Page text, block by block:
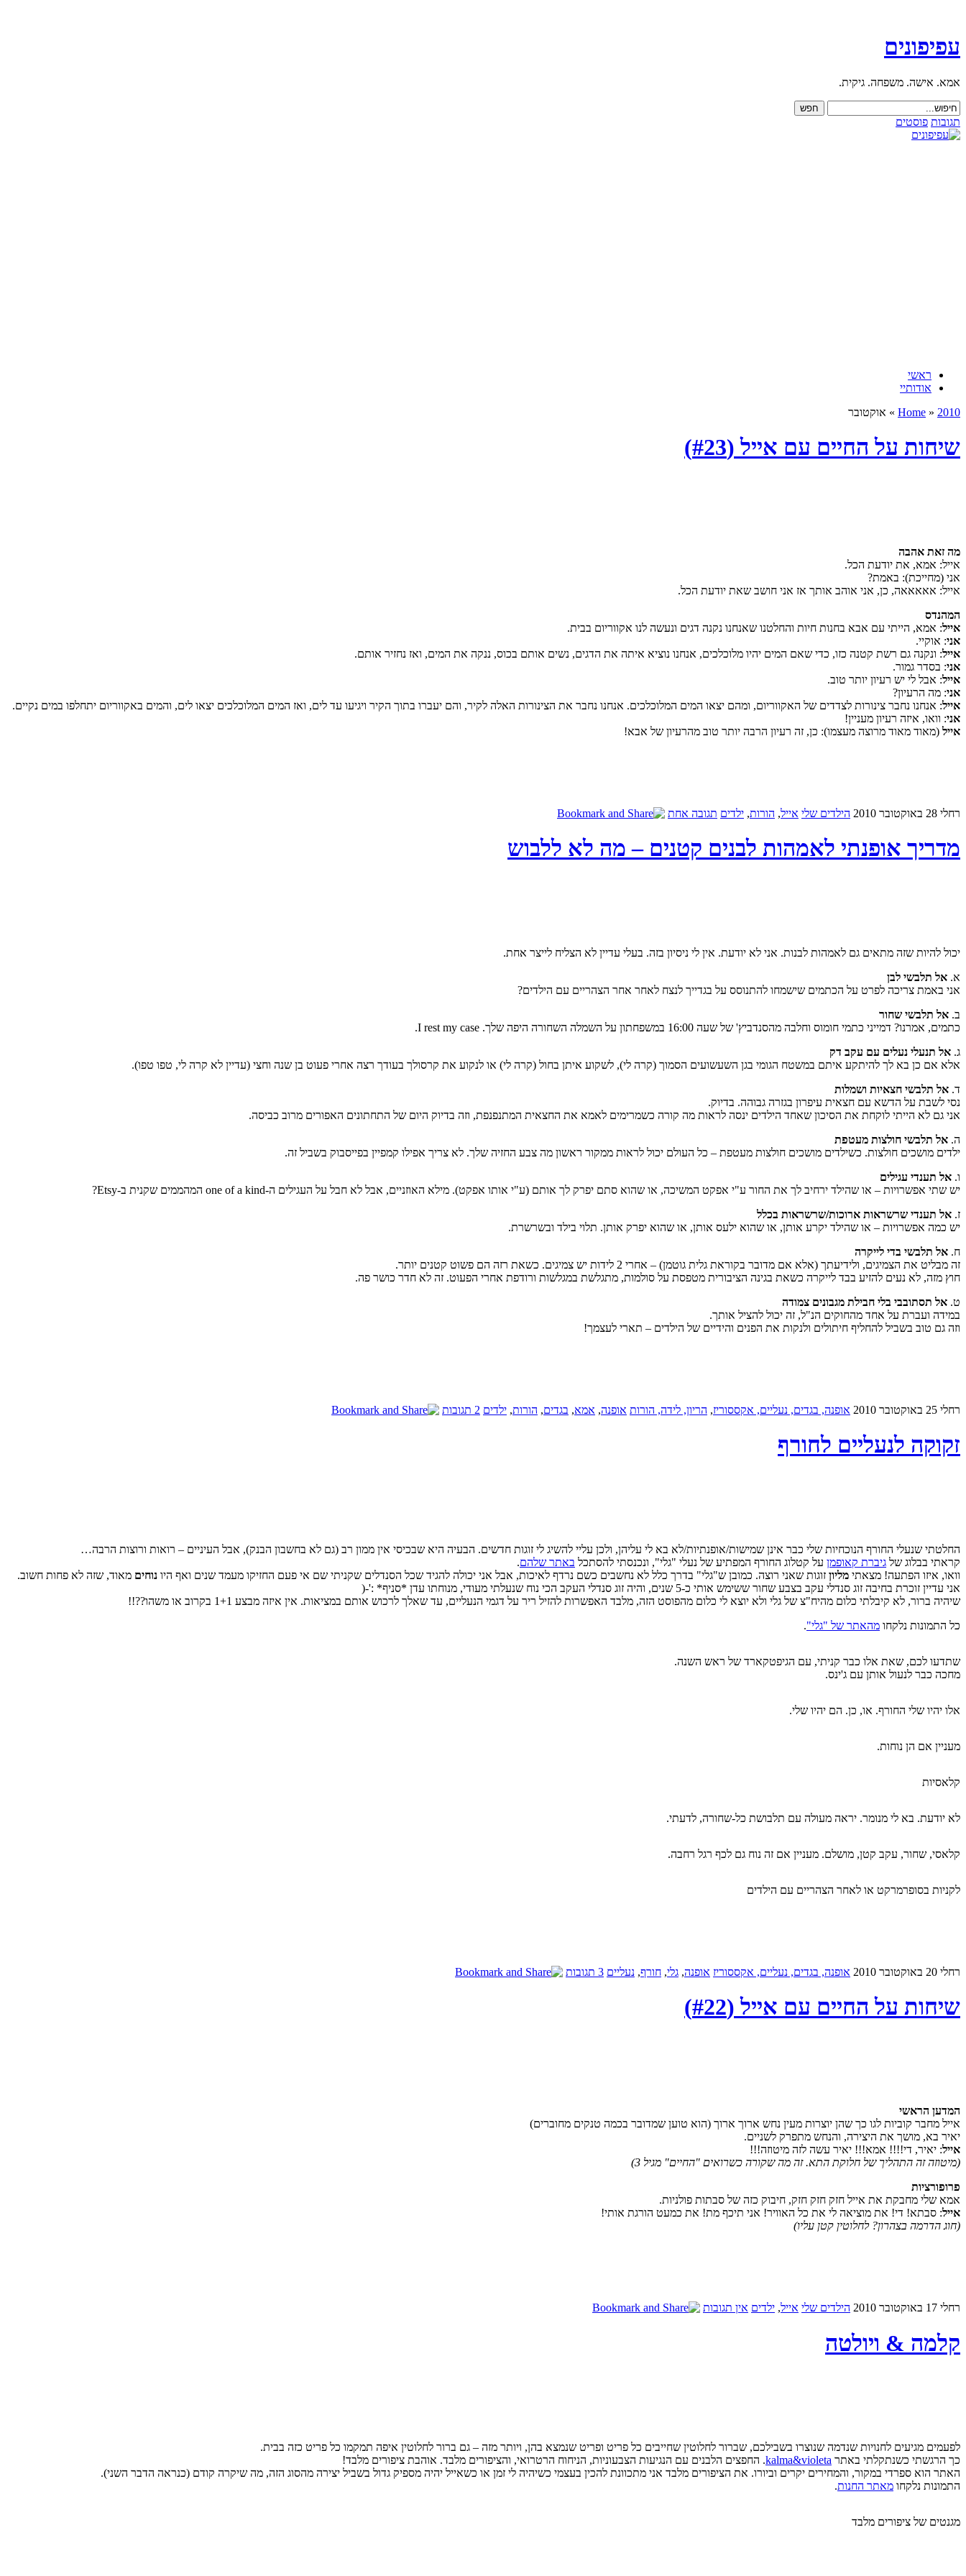
עפיפונים
אמא. אישה. משפחה. גיקית.
תגובות פוסטים
ראשי
אודותיי
Home » 2010 » אוקטובר
שיחות על החיים עם אייל (#23)
מה זאת אהבה
אייל: אמא, את יודעת הכל.
אני (מחייכת): באמת?
אייל: אאאאאה, כן, אני אוהב אותך אז אני חושב שאת יודעת הכל.
המהנדס
אייל: אמא, הייתי עם אבא בחנות חיות והחלטנו שאנחנו נקנה דגים ונעשה לנו אקווריום בבית.
אני: אוקיי.
אייל: ונקנה גם רשת קטנה כזו, כדי שאם המים יהיו מלוכלכים, אנחנו נוציא איתה את הדגים, נשים אותם בכוס, ננקה את המים, ואז נחזיר אותם.
אני: בסדר גמור.
אייל: אבל לי יש רעיון יותר טוב.
אני: מה הרעיון?
אייל: אנחנו נחבר צינורות לצדדים של האקווריום, ומהם יצאו המים המלוכלכים. אנחנו נחבר את הצינורות האלה לקיר, והם יעברו בתוך הקיר ויגיעו עד לים, ואז המים המלוכלכים יצאו לים, והמים באקווריום יתחלפו במים נקיים.
אני: וואו, איזה רעיון מעניין!
אייל (מאוד מאוד מרוצה מעצמו): כן, זה רעיון הרבה יותר טוב מהרעיון של אבא!
רחלי 28 באוקטובר 2010 הילדים שלי אייל, הורות, ילדים תגובה אחת
מדריך אופנתי לאמהות לבנים קטנים – מה לא ללבוש
יכול להיות שזה מתאים גם לאמהות לבנות. אני לא יודעת. אין לי ניסיון בזה. בעלי עדיין לא הצליח לייצר אחת.
א. אל תלבשי לבן
אני באמת צריכה לפרט על הכתמים שישמחו להתנוסס על בגדייך לנצח לאחר אחר הצהריים עם הילדים?
ב. אל תלבשי שחור
כתמים, אמרנו? דמייני כתמי חומוס וחלבה מהסנדביץ' של שעה 16:00 במשפחתון על השמלה השחורה היפה שלך. I rest my case.
ג. אל תנעלי נעלים עם עקב דק
אלא אם כן בא לך להיתקע איתם במשטח הגומי בגן השעשועים הסמוך (קרה לי), לשקוע איתן בחול (קרה לי) או לנקוע את קרסולך בעודך רצה אחרי פעוט בן שנה וחצי (עדיין לא קרה לי, טפו טפו).
ד. אל תלבשי חצאיות ושמלות
נסי לשבת על הדשא עם חצאית עיפרון בגזרה גבוהה. בדיוק.
אני גם לא הייתי לוקחת את הסיכון שאחד הילדים ינסה לראות מה קורה כשמרימים לאמא את החצאית המתנפנפת, וזה בדיוק היום של התחתונים האפורים מרוב כביסה.
ה. אל תלבשי חולצות מעטפת
ילדים מושכים חולצות. כשילדים מושכים חולצות מעטפת – כל העולם יכול לראות ממקור ראשון מה צבע החזיה שלך. לא צריך אפילו קמפיין בפייסבוק בשביל זה.
ו. אל תענדי עגילים
יש שתי אפשרויות – או שהילד ירחיב לך את החור ע"י אפקט המשיכה, או שהוא סתם יפרק לך אותם (ע"י אותו אפקט). מילא האוזניים, אבל לא חבל על העגילים ה-one of a kind המהממים שקנית ב-Etsy?
ז. אל תענדי שרשראות ארוכות/שרשראות בכלל
יש כמה אפשרויות – או שהילד יקרע אותן, או שהוא ילעס אותן, או שהוא יפרק אותן. תלוי בילד ובשרשרת.
ח. אל תלבשי בדי לייקרה
זה מבליט את הצמיגים, ולידיעתך (אלא אם מדובר בקוראת גלית גוטמן) – אחרי 2 לידות יש צמיגים. כשאת רזה הם פשוט קטנים יותר.
חוץ מזה, לא נעים להזיע בבד לייקרה כשאת בגינה הציבורית מטפסת על סולמות, מתגלשת במגלשות ורודפת אחרי הפעוט. זה לא חדר כושר פה.
ט. אל תסתובבי בלי חבילת מגבונים צמודה
במידה ועברת על אחד מהחוקים הנ"ל, זה יכול להציל אותך.
וזה גם טוב בשביל להחליף חיתולים ולנקות את הפנים והידיים של הילדים – תארי לעצמך!
רחלי 25 באוקטובר 2010 אופנה, בגדים, נעליים, אקססוריז, הריון, לידה, הורות אופנה, אמא, בגדים, הורות, ילדים 2 תגובות
זקוקה לנעליים לחורף
החלטתי שנעלי החורף הנוכחיות שלי כבר אינן שמישות/אופנתיות/לא בא לי עליהן, ולכן עליי להשיג לי זוגות חדשים. הבעיה היא שבכיסי אין ממון רב (גם לא בחשבון הבנק), אבל העיניים – רואות ורוצות הרבה…
קראתי בבלוג של גיברת קאופמן על קטלוג החורף המפתיע של נעלי "גלי", ונכנסתי להסתכל באתר שלהם.
וואו, איזו הפתעה! מצאתי מליון זוגות שאני רוצה. כמובן ש"גלי" בדרך כלל לא נחשבים כשם נרדף לאיכות, אבל אני יכולה להגיד שכל הסנדלים שקניתי שם אי פעם החזיקו מעמד שנים ואף היו נוחים מאוד, שזה לא פחות חשוב.
אני עדיין זוכרת בחיבה זוג סנדלי עקב בצבע שחור ששימש אותי כ-5 שנים, והיה זוג סנדלי העקב הכי נוח שנעלתי מעודי, מנוחתו עדן *סניף* :'-(
שיהיה ברור, לא קיבלתי כלום מהיח"צ של גלי ולא יוצא לי כלום מהפוסט הזה, מלבד האפשרות להזיל ריר על דגמי הנעליים, עד שאלך לרכוש אותם במציאות. אין איזה מבצע 1+1 בקרוב או משהו??!!
כל התמונות נלקחו מהאתר של "גלי".
שתדעו לכם, שאת אלו כבר קניתי, עם הגיפטקארד של ראש השנה.
מחכה כבר לנעול אותן עם ג'ינס.
אלו יהיו שלי החורף. או, כן. הם יהיו שלי.
מעניין אם הן נוחות.
קלאסיות
לא יודעת. בא לי מנומר. יראה מעולה עם תלבושת כל-שחורה, לדעתי.
קלאסי, שחור, עקב קטן, מושלם. מעניין אם זה נוח גם לכף רגל רחבה.
לקניות בסופרמרקט או לאחר הצהריים עם הילדים
רחלי 20 באוקטובר 2010 אופנה, בגדים, נעליים, אקססוריז אופנה, גלי, חורף, נעליים 3 תגובות
שיחות על החיים עם אייל (#22)
המדען הראשי
אייל מחבר קוביות לגו כך שהן יוצרות מעין נחש ארוך ארוך (הוא טוען שמדובר בכמה טנקים מחוברים)
יאיר בא, מושך את היצירה, והנחש מתפרק לשניים.
אייל: יאיר, די!!!! אמא!!! יאיר עשה לזה מיטוזה!!!
(מיטוזה זה התהליך של חלוקת התא. זה מה שקורה כשרואים "החיים" מגיל 3)
פרופורציות
אמא שלי מחבקת את אייל חזק חזק חזק, חיבוק כזה של סבתות פולניות.
אייל: סבתא! די! את מוציאה לי את כל האוויר! אני תיכף מת! את כמעט הורגת אותי!
(חוג הדרמה בצהרון? לחלוטין קטן עליו)
רחלי 17 באוקטובר 2010 הילדים שלי אייל, ילדים אין תגובות
קלמה & ויולטה
לפעמים מגיעים לחנויות שנדמה שנוצרו בשבילכם, שברור לחלוטין שחייבים כל פריט ופריט שנמצא בהן, ויותר מזה – גם ברור לחלוטין איפה תמקמו כל פריט כזה בבית.
כך הרגשתי כשנתקלתי באתר kalma&violeta. החפצים הלבנים עם הנגיעות הצבעוניות, הניחוח הרטרואי, והציפורים מלבד. אוהבת ציפורים מלבד!
האתר הוא ספרדי במקור, והמחירים יקרים וביורו. את הציפורים מלבד אני מתכוונת להכין בעצמי כשיהיה לי זמן או כשאייל יהיה מספיק גדול בשביל יצירה מהסוג הזה, מה שיקרה קודם (כנראה הדבר השני).
התמונות נלקחו מאתר החנות.
מגנטים של ציפורים מלבד